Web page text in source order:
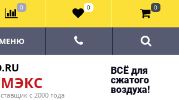
с 2000 года
ВСЁ для
сжатого
воздуха!
МЕНЮ
0 0 0